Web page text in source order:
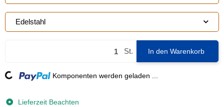
Edelstahl
St. In den Warenkorb
Loading... Komponenten werden geladen ...
Lieferzeit Beachten